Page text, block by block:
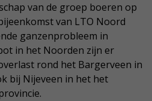
van de groep boeren op
van LTO Noord
ganzenprobleem in
in het Noorden zijn er
rond het Bargerveen in
bij Nijeveen in het het